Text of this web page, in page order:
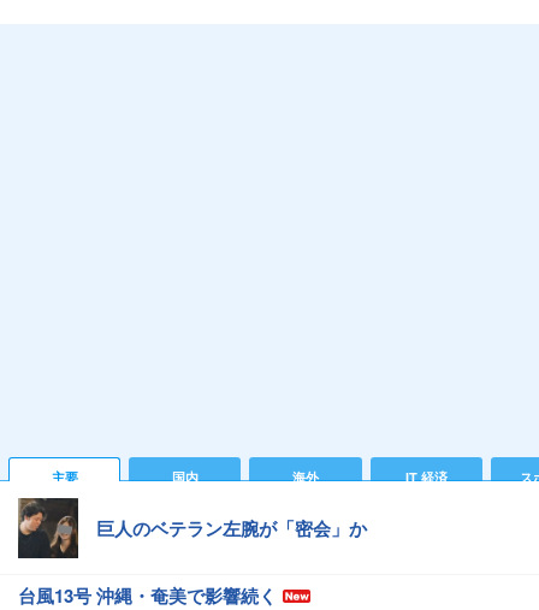
主要 国内 海外 IT 経済 ス
巨人のベテラン左腕が「密会」か
台風13号 沖縄・奄美で影響続く